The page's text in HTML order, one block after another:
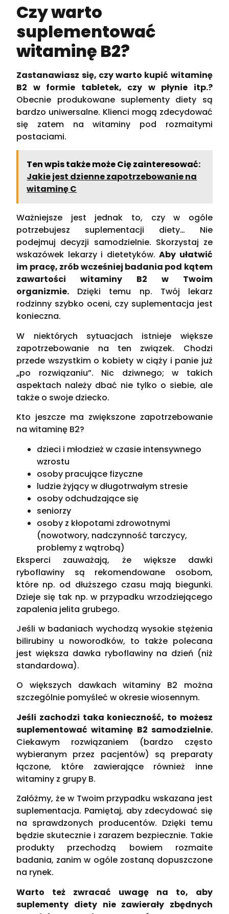
Czy warto
suplementować
witaminę B2?
Zastanawiasz się, czy warto kupić witaminę
B2 w formie tabletek, czy w płynie itp.?
Obecnie produkowane suplementy diety są
bardzo uniwersalne. Klienci mogą zdecydować
się zatem na witaminy pod rozmaitymi
postaciami.
Ten wpis także może Cię zainteresować:
Jakie jest dzienne zapotrzebowanie na
witaminę C
Ważniejsze jest jednak to, czy w ogóle
potrzebujesz suplementacji diety… Nie
podejmuj decyzji samodzielnie. Skorzystaj ze
wskazówek lekarzy i dietetyków.Aby ułatwić
im pracę, zrób wcześniej badania pod kątem
zawartości witaminy B2 w Twoim
organizmie. Dzięki temu np. Twój lekarz
rodzinny szybko oceni, czy suplementacja jest
konieczna.
W niektórych sytuacjach istnieje większe
zapotrzebowanie na ten związek. Chodzi
przede wszystkim o kobiety w ciąży i panie już
„po rozwiązaniu”. Nic dziwnego; w takich
aspektach należy dbać nie tylko o siebie, ale
także o swoje dziecko.
Kto jeszcze ma zwiększone zapotrzebowanie
na witaminę B2?
dzieci i młodzież w czasie intensywnego
wzrostu
osoby pracujące fizyczne
ludzie żyjący w długotrwałym stresie
osoby odchudzające się
seniorzy
osoby z kłopotami zdrowotnymi
(nowotwory, nadczynność tarczycy,
problemy z wątrobą)
Eksperci zauważają, że większe dawki
ryboflawiny są rekomendowane osobom,
które np. od dłuższego czasu mają biegunki.
Dzieje się tak np. w przypadku wrzodziejącego
zapalenia jelita grubego.
Jeśli w badaniach wychodzą wysokie stężenia
bilirubiny u noworodków, to także polecana
jest większa dawka ryboflawiny na dzień (niż
standardowa).
O większych dawkach witaminy B2 można
szczególnie pomyśleć w okresie wiosennym.
Jeśli zachodzi taka konieczność, to możesz
suplementować witaminę B2 samodzielnie.
Ciekawym rozwiązaniem (bardzo często
wybieranym przez pacjentów) są preparaty
łączone, które zawierające również inne
witaminy z grupy B.
Załóżmy, że w Twoim przypadku wskazana jest
suplementacja. Pamiętaj, aby zdecydować się
na sprawdzonych producentów. Dzięki temu
będzie skutecznie i zarazem bezpiecznie. Takie
produkty przechodzą bowiem rozmaite
badania, zanim w ogóle zostaną dopuszczone
na rynek.
Warto też zwracać uwagę na to, aby
suplementy diety nie zawierały zbędnych